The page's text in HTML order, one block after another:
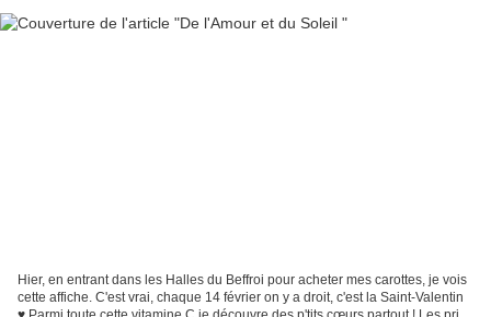
Hier, en entrant dans les Halles du Beffroi pour acheter mes carottes, je vois
cette affiche. C'est vrai, chaque 14 février on y a droit, c'est la Saint-Valentin